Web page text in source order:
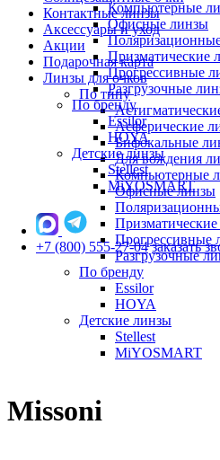
Контактные линзы
Аксессуары и уход
Акции
Подарочная карта
Линзы для очков
По типу
Асферические
Бифокальные
Для вождения
Компьютерные
Офисные линзы
Прогрессивные
Разгрузочные
По бренду
Essilor
HOYA
Детские линзы
Stellest
MiYOSMART
Компьютерные
Офисные линзы
Призматические
Прогрессивные
Разгрузочные
По бренду
Essilor
HOYA
Детские линзы
Stellest
MiYOSMART
+7 (800) 555-27-04 заказать
Missoni